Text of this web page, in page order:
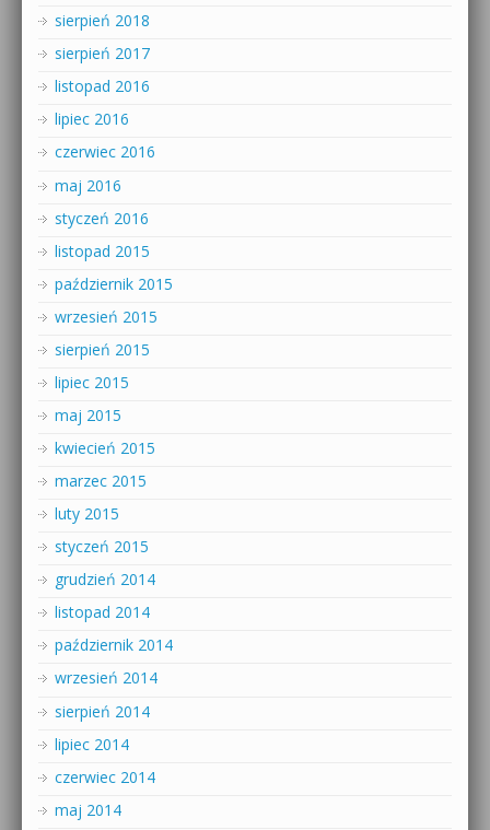
sierpień 2018
sierpień 2017
listopad 2016
lipiec 2016
czerwiec 2016
maj 2016
styczeń 2016
listopad 2015
październik 2015
wrzesień 2015
sierpień 2015
lipiec 2015
maj 2015
kwiecień 2015
marzec 2015
luty 2015
styczeń 2015
grudzień 2014
listopad 2014
październik 2014
wrzesień 2014
sierpień 2014
lipiec 2014
czerwiec 2014
maj 2014